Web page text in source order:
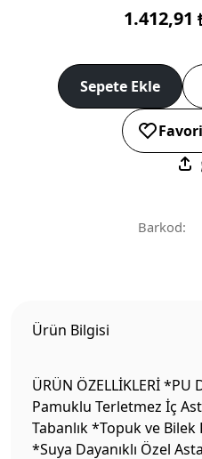
1.412,91
Sepete Ekle
Barkod:
Ürün Bilgisi
ÜRÜN ÖZELLİKLERİ
Pamuklu Terletmez İç
Tabanlık *Topuk ve Bilek
*Suya Dayanıklı Özel